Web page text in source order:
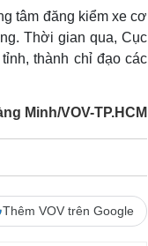
tâm đăng kiểm xe cơ
Thời gian qua, Cục
thành chỉ đạo các
Minh/VOV-TP.HCM
Thêm VOV trên Google